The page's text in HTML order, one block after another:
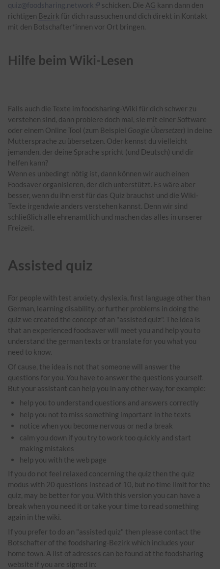
quiz@foodsharing.network
schicken. Die AG kann dann den
richtigen Bezirk für dich raussuchen und dich direkt in Kontakt
mit den Botschafter*innen vor Ort bringen.
Hilfe beim Wiki-Lesen
Falls auch die Texte im foodsharing-Wiki für dich schwer zu
verstehen sind, dann probiere doch mal, sie mit einer Software
oder einem Online Tool (zum Beispiel Google Übersetzer) in deine
Muttersprache zu übersetzen. Oder kennst du vielleicht
jemanden, der deine Sprache spricht (und Deutsch) und dir
helfen kann?
Wenn es unbedingt nötig ist, dann können wir auch einen
Foodsaver organisieren, der dich unterstützt. Es wäre aber
besser, wenn du ihn erst für das Quiz brauchst und die Wiki-
Texte irgendwie anders verstehen kannst. Denn wir sind
schließlich alle ehrenamtlich und machen das alles in unserer
Freizeit.
Assisted quiz
For people with test anxiety, dyslexia, first language other than
German, learning disability, or further problems in doing the
quiz we created the concept of an "assisted quiz". The idea is
that an experienced foodsaver will meet you and help you to
understand the german texts or translate for you what you
need to know.
Of cause, the idea is not that someone will answer the
questions for you. You have to answer the questions yourself.
But your assistant can help you in any other way, for example:
help you to understand questions and answers correctly
help you not to miss something important in the texts
notice when you become nervous or ned a break
calm you down if you try to work too quickly and start
making mistakes
help you with the web page
If you do not feel relaxed concerning the quiz then the quiz
modus with 20 questions instead of 10, but no time limit for the
quiz, may be better for you. With this version you can have a
break when you need it or take your time to read something
again in the wiki.
If you prefer to do an "assisted quiz" then please contact the
Botschafter of the foodsharing-Bezirk which includes your
home town. A list of adresses can be found at the foodsharing
website if you are signed in: